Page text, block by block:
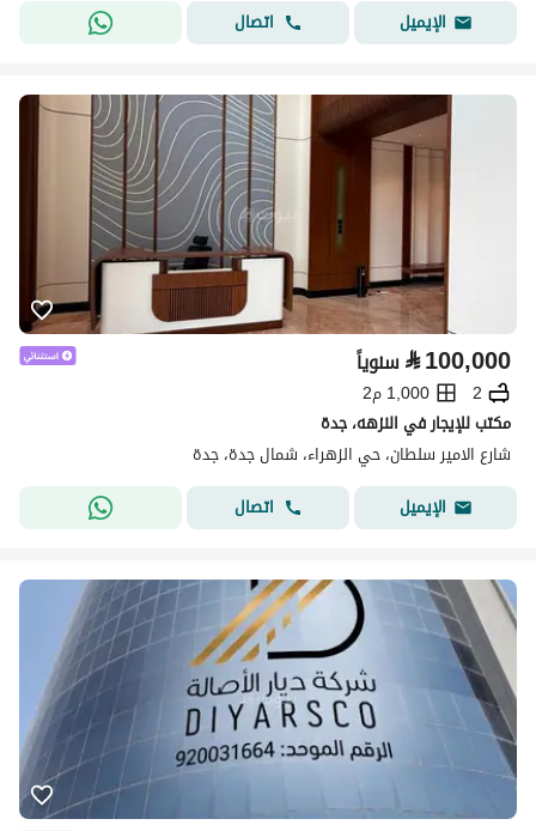
الإيميل
اتصال
⃁100,000 سنوياً
2
1,000 م2
مكتب للإيجار في النزهه، جدة
شارع الامير سلطان، حي الزهراء، شمال جدة، جدة
الإيميل
اتصال